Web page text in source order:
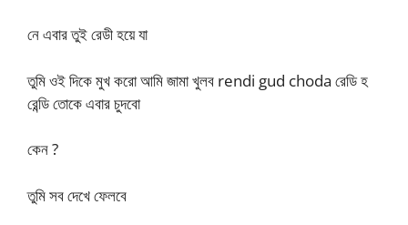
নে এবার তুই রেডী হয়ে যা
তুমি ওই দিকে মুখ করো আমি জামা খুলব rendi gud choda রেডি হ
রেন্ডি তোকে এবার চুদবো
কেন ?
তুমি সব দেখে ফেলবে